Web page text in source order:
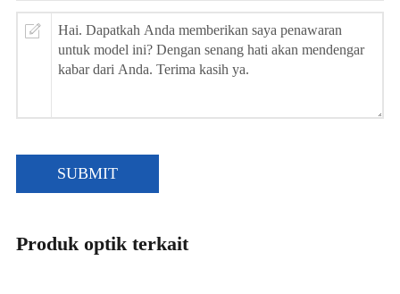
SUBMIT
Produk optik terkait